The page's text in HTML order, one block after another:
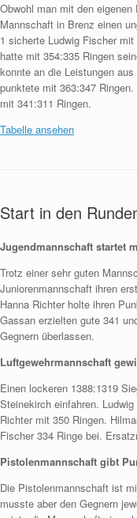
Obwohl man mit den
Mannschaft in Brenz einen
1 sicherte Ludwig Fischer
hatte mit 354:335 Ringen
konnte an die Leistungen
punktete mit 363:347
mit 341:311 Ringen.
Tabelle ansehen
Start in den
Jugendmannschaft startet
Trotz einer sehr guten
Juniorenmannschaft ihren
Hanna Richter holte ihren
Gassan erzielten gute 341
Gegnern überlassen.
Luftgewehrmannschaft
Einen lockeren 1388:1319
Steinekirch einfahren.
Richter mit 350 Ringen.
Fischer 334 Ringe bei.
Pistolenmannschaft gibt
Die Pistolenmannschaft ist
musste aber den Gegnern